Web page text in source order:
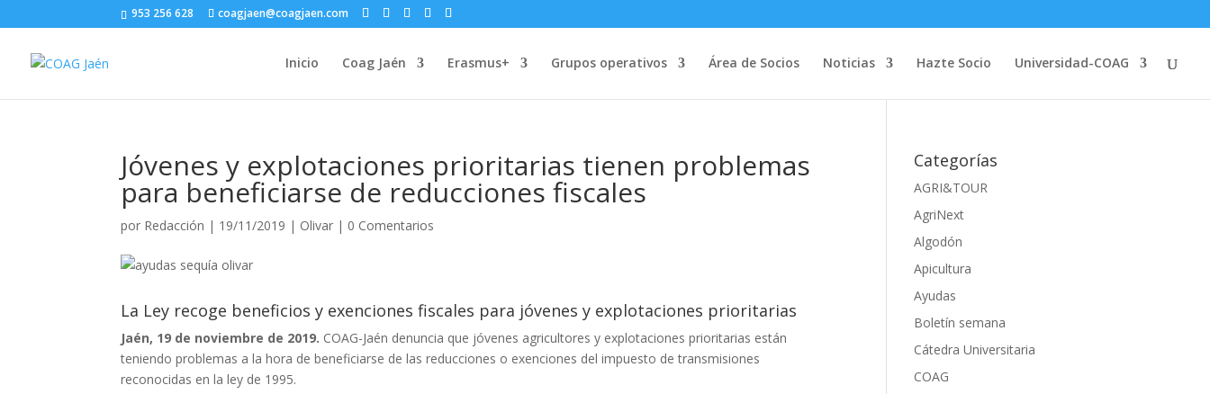
953 256 628 coagjaen@coagjaen.com
Inicio Coag Jaén Erasmus+ Grupos operativos Área de Socios Noticias Hazte Socio Universidad-COAG
Jóvenes y explotaciones prioritarias tienen problemas
para beneficiarse de reducciones fiscales
por Redacción | 19/11/2019 | Olivar | 0 Comentarios
La Ley recoge beneficios y exenciones fiscales para jóvenes y explotaciones prioritarias
Jaén, 19 de noviembre de 2019. COAG-Jaén denuncia que jóvenes agricultores y explotaciones prioritarias están
teniendo problemas a la hora de beneficiarse de las reducciones o exenciones del impuesto de transmisiones
reconocidas en la ley de 1995.
Categorías
AGRI&TOUR
AgriNext
Algodón
Apicultura
Ayudas
Boletín semana
Cátedra Universitaria
COAG